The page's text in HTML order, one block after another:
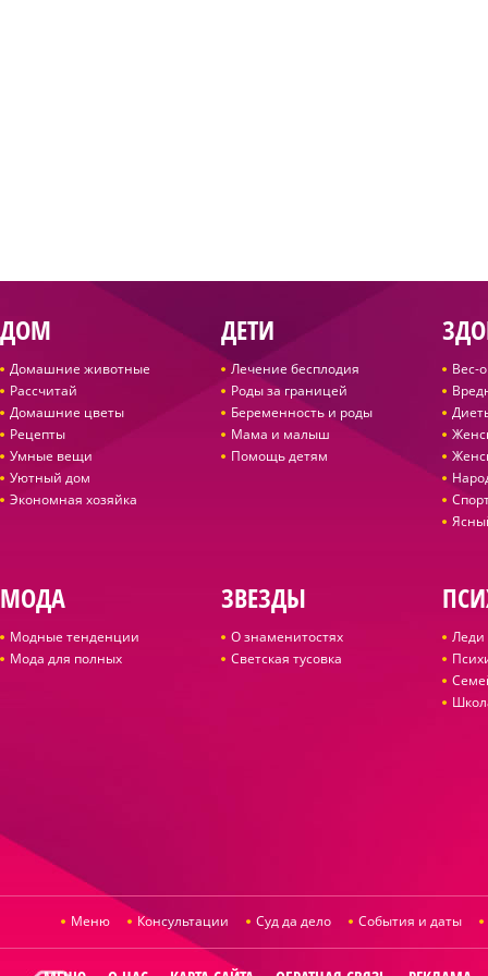
ДОМ
Домашние животные
Рассчитай
Домашние цветы
Рецепты
Умные вещи
Уютный дом
Экономная хозяйка
ДЕТИ
Лечение бесплодия
Роды за границей
Беременность и роды
Мама и малыш
Помощь детям
Вес-
МОДА
Модные тенденции
Мода для полных
ЗВЕЗДЫ
О знаменитостях
Светская тусовка
Леди
Меню Консультации Суд да дело События и даты